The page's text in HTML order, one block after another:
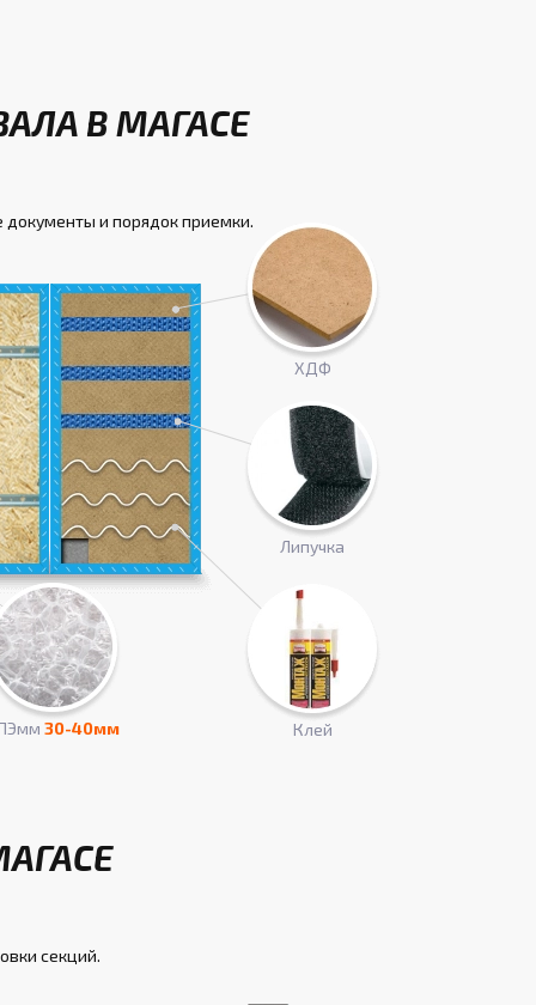
В МАГАСЕ
и порядок приемки.
30-40мм Клей
ХДФ
Липучка
секций.